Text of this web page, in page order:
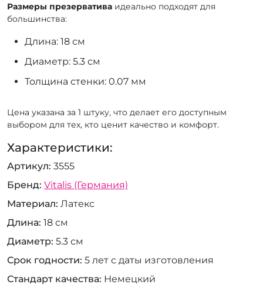
Размеры презерватива идеально подходят для
большинства:
Длина: 18 см
Диаметр: 5.3 см
Толщина стенки: 0.07 мм
Цена указана за 1 штуку, что делает его доступным
выбором для тех, кто ценит качество и комфорт.
Характеристики:
Артикул 3555
Бренд Vitalis (Германия)
Материал Латекс
Длина 18 см
Диаметр 5.3 см
Срок годности 5 лет с даты изготовления
Стандарт качества Немецкий